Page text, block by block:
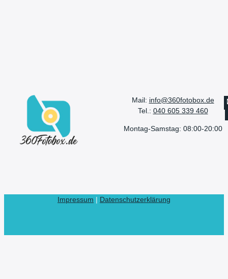
Mail: info@360fotobox.de
Tel.: 040 605 339 460
Montag-Samstag: 08:00-20:00
Impressum Datenschutzerklärung